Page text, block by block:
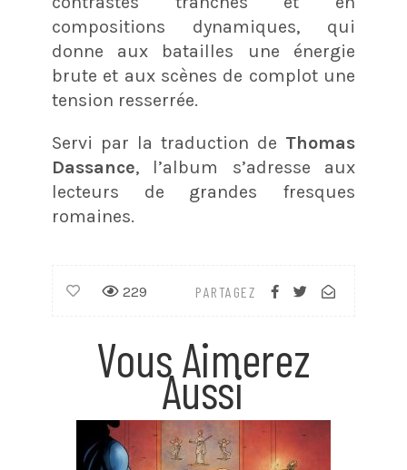
compositions dynamiques, qui
donne aux batailles une énergie
brute et aux scènes de complot une
tension resserrée.
Servi par la traduction de Thomas
Dassance, l’album s’adresse aux
lecteurs de grandes fresques
romaines.
PARTAGEZ
229
Vous Aimerez
Aussi